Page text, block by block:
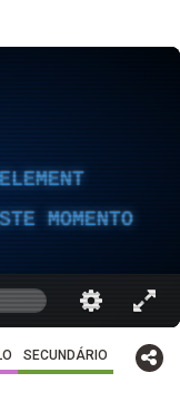
MOMENTO
SECUNDÁRIO